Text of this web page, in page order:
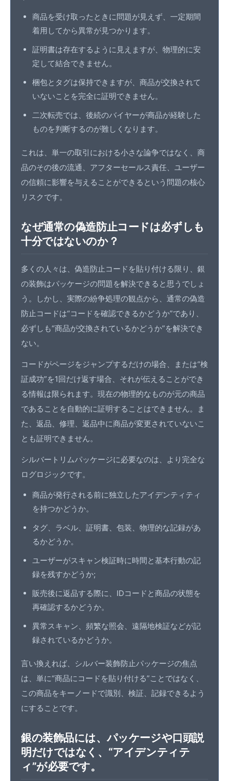
商品を受け取ったときに問題が見えず、一定期間
着用してから異常が見つかります。
証明書は存在するように見えますが、物理的に安
定して結合できません。
梱包とタグは保持できますが、商品が交換されて
いないことを完全に証明できません。
二次転売では、後続のバイヤーが商品が経験した
ものを判断するのが難しくなります。
これは、単一の取引における小さな論争ではなく、商
品のその後の流通、アフターセールス責任、ユーザー
の信頼に影響を与えることができるという問題の核心
リスクです。
なぜ通常の偽造防止コードは必ずしも
十分ではないのか？
多くの人々は、偽造防止コードを貼り付ける限り、銀
の装飾はパッケージの問題を解決できると思うでしょ
う。しかし、実際の紛争処理の観点から、通常の偽造
防止コードは“コードを確認できるかどうか”であり、
必ずしも“商品が交換されているかどうか”を解決でき
ない。
コードがページをジャンプするだけの場合、または“検
証成功”を1回だけ返す場合、それが伝えることができ
る情報は限られます。現在の物理的なものが元の商品
であることを自動的に証明することはできません。ま
た、返品、修理、返品中に商品が変更されていないこ
とも証明できません。
シルバートリムパッケージに必要なのは、より完全な
ログロジックです。
商品が発行される前に独立したアイデンティティ
を持つかどうか。
タグ、ラベル、証明書、包装、物理的な記録があ
るかどうか。
ユーザーがスキャン検証時に時間と基本行動の記
録を残すかどうか;
販売後に返品する際に、IDコードと商品の状態を
再確認するかどうか。
異常スキャン、頻繁な照会、遠隔地検証などが記
録されているかどうか。
言い換えれば、シルバー装飾防止パッケージの焦点
は、単に“商品にコードを貼り付ける”ことではなく、
この商品をキーノードで識別、検証、記録できるよう
にすることです。
銀の装飾品には、パッケージや口頭説
明だけではなく、“アイデンティテ
ィ”が必要です。